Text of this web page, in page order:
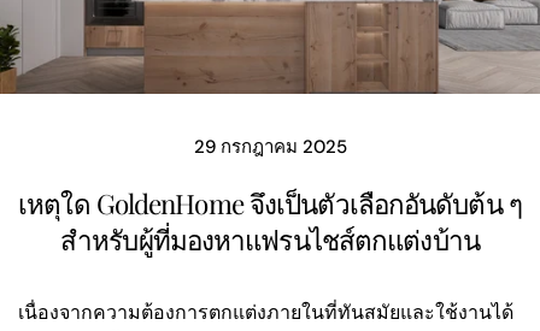
29 กรกฎาคม 2025
เหตุใด GoldenHome จึงเป็นตัวเลือกอันดับต้น ๆ
สำหรับผู้ที่มองหาแฟรนไชส์ตกแต่งบ้าน
เนื่องจากความต้องการตกแต่งภายในที่ทันสมัยและใช้งานได้